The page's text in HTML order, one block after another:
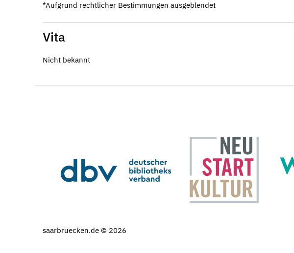
*Aufgrund rechtlicher Bestimmungen ausgeblendet
Vita
Nicht bekannt
saarbruecken.de © 2026